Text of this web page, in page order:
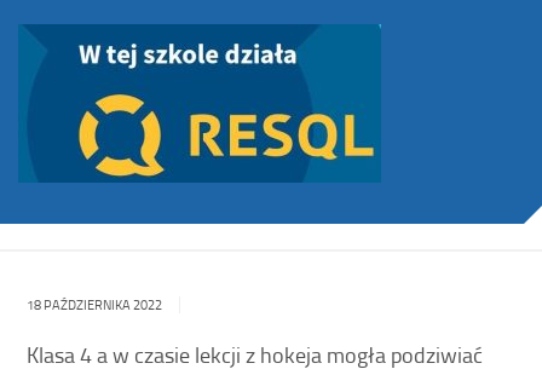
18 PAŹDZIERNIKA 2022
Klasa 4 a w czasie lekcji z hokeja mogła podziwiać